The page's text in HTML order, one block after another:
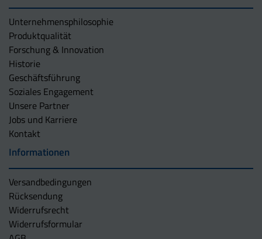
Unternehmens­philosophie
Produktqualität
Forschung & Innovation
Historie
Geschäftsführung
Soziales Engagement
Unsere Partner
Jobs und Karriere
Kontakt
Informationen
Versandbedingungen
Rücksendung
Widerrufsrecht
Widerrufsformular